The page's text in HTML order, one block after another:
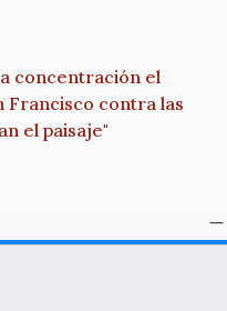
concentración el
Francisco contra las
el paisaje"